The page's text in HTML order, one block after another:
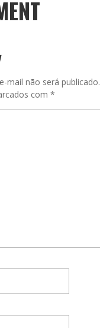
mail não será publicado.
com *